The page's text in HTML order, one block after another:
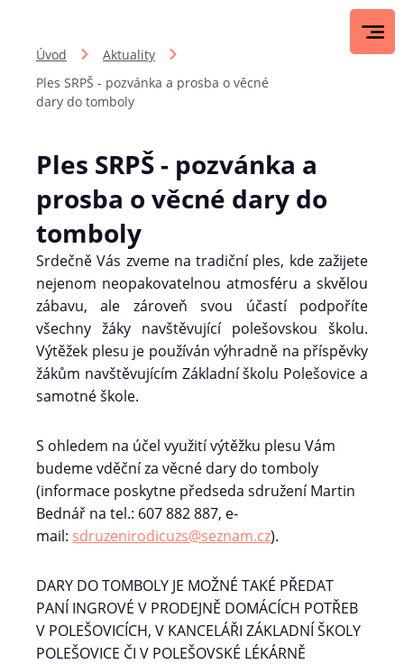
Úvod
Aktuality
Ples SRPŠ - pozvánka a prosba o věcné
dary do tomboly
Ples SRPŠ - pozvánka a
prosba o věcné dary do
tomboly
Srdečně Vás zveme na tradiční ples, kde zažijete
nejenom neopakovatelnou atmosféru a skvělou
zábavu, ale zároveň svou účastí podpoříte
všechny žáky navštěvující polešovskou školu.
Výtěžek plesu je používán výhradně na příspěvky
žákům navštěvujícím Základní školu Polešovice a
samotné škole.
S ohledem na účel využití výtěžku plesu Vám
budeme vděční za věcné dary do tomboly
(informace poskytne předseda sdružení Martin
Bednář na tel.: 607 882 887, e-
mail: sdruzenirodicuzs@seznam.cz).
DARY DO TOMBOLY JE MOŽNÉ TAKÉ PŘEDAT
PANÍ INGROVÉ V PRODEJNĚ DOMÁCÍCH POTŘEB
V POLEŠOVICÍCH, V KANCELÁŘI ZÁKLADNÍ ŠKOLY
POLEŠOVICE ČI V POLEŠOVSKÉ LÉKÁRNĚ